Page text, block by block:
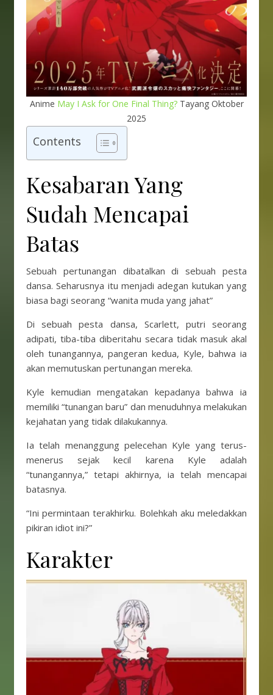
Anime May I Ask for One Final Thing?Tayang Oktober
2025
Contents
Kesabaran Yang
Sudah Mencapai
Batas
Sebuah pertunangan dibatalkan di sebuah pesta
dansa. Seharusnya itu menjadi adegan kutukan yang
biasa bagi seorang “wanita muda yang jahat”
Di sebuah pesta dansa, Scarlett, putri seorang
adipati, tiba-tiba diberitahu secara tidak masuk akal
oleh tunangannya, pangeran kedua, Kyle, bahwa ia
akan memutuskan pertunangan mereka.
Kyle kemudian mengatakan kepadanya bahwa ia
memiliki “tunangan baru” dan menuduhnya melakukan
kejahatan yang tidak dilakukannya.
Ia telah menanggung pelecehan Kyle yang terus-
menerus sejak kecil karena Kyle adalah
“tunangannya,” tetapi akhirnya, ia telah mencapai
batasnya.
“Ini permintaan terakhirku. Bolehkah aku meledakkan
pikiran idiot ini?”
Karakter